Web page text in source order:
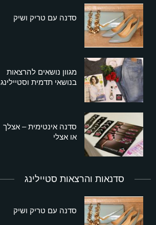
סדנה עם טריק ושיק
מגוון נושאים להרצאות
בנושאי תדמית וסטיילינג
סדנה אינטימית – אצלך
או אצלי
סדנאות והרצאות סטיילינג
סדנה עם טריק ושיק